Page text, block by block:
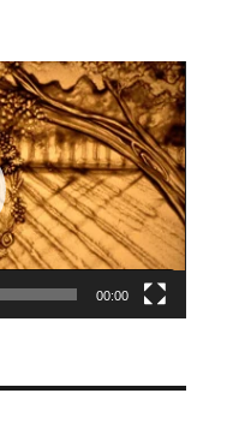
00:00